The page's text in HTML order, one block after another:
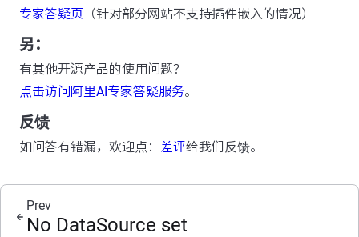
专家答疑页 （针对部分网站不支持插件嵌入的情况）
另：
有其他开源产品的使用问题？
点击访问阿里AI专家答疑服务。
反馈
如问答有错漏，欢迎点： 差评给我们反馈。
Prev
No DataSource set